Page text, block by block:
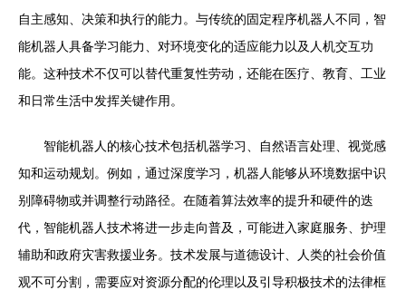
自主感知、决策和执行的能力。与传统的固定程序机器人不同，智
能机器人具备学习能力、对环境变化的适应能力以及人机交互功
能。这种技术不仅可以替代重复性劳动，还能在医疗、教育、工业
和日常生活中发挥关键作用。
智能机器人的核心技术包括机器学习、自然语言处理、视觉感
知和运动规划。例如，通过深度学习，机器人能够从环境数据中识
别障碍物或并调整行动路径。在随着算法效率的提升和硬件的迭
代，智能机器人技术将进一步走向普及，可能进入家庭服务、护理
辅助和政府灾害救援业务。技术发展与道德设计、人类的社会价值
观不可分割，需要应对资源分配的伦理以及引导积极技术的法律框